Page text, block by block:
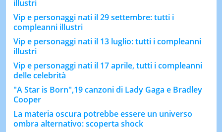
illustri
Vip e personaggi nati il 29 settembre: tutti i
compleanni illustri
Vip e personaggi nati il 13 luglio: tutti i compleanni
illustri
Vip e personaggi nati il 17 aprile, tutti i compleanni
delle celebrità
"A Star is Born",19 canzoni di Lady Gaga e Bradley
Cooper
La materia oscura potrebbe essere un universo
ombra alternativo: scoperta shock